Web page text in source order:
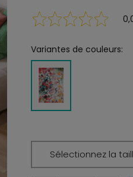
Variantes de couleurs:
Sélectionnez la